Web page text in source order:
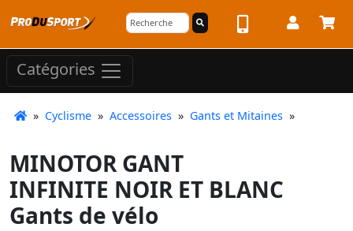
Catégories
» Cyclisme » Accessoires » Gants et Mitaines »
MINOTOR GANT
INFINITE NOIR ET BLANC
Gants de vélo